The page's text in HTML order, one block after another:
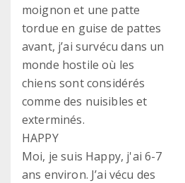
moignon et une patte
tordue en guise de pattes
avant, j’ai survécu dans un
monde hostile où les
chiens sont considérés
comme des nuisibles et
exterminés.
HAPPY
Moi, je suis Happy, j'ai 6-7
ans environ. J’ai vécu des